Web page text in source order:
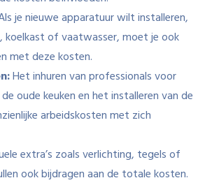
je nieuwe apparatuur wilt installeren,
koelkast of vaatwasser, moet je ook
met deze kosten.
Het inhuren van professionals voor
oude keuken en het installeren van de
arbeidskosten met zich
extra’s zoals verlichting, tegels of
ook bijdragen aan de totale kosten.